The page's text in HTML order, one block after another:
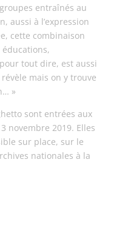
entraînés au
aussi à l’expression
cette combinaison
éducations,
tout dire, est aussi
révèle mais on y trouve
»
sont entrées aux
novembre 2019. Elles
sur place, sur le
nationales à la